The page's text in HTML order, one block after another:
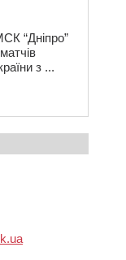
“Дніпро”
з ...